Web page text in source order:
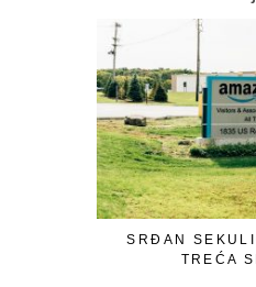
SRĐAN
TREĆA